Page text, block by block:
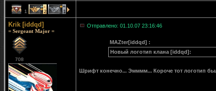
1 2 1
Krik [iddqd]
= Sergeant Major =
708
Отправлено: 01.10.07 23:16:46
MAZter[iddqd] :
Новый логотип клана [iddqd]:
Шрифт конечно... Эмммм... Короче тот логотип